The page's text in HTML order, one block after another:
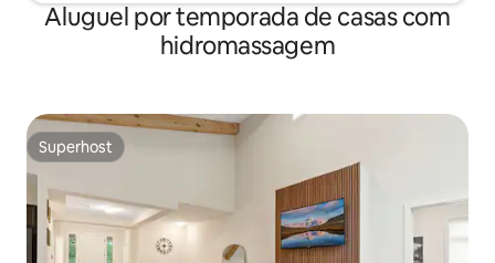
Aluguel por temporada de casas com
hidromassagem
Superhost
Superhost